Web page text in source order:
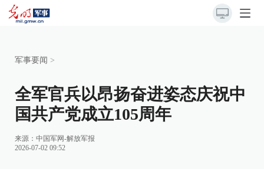
军事要闻 >
全军官兵以昂扬奋进姿态庆祝中
国共产党成立105周年
来源： 中国军网-解放军报
2026-07-02 09:52